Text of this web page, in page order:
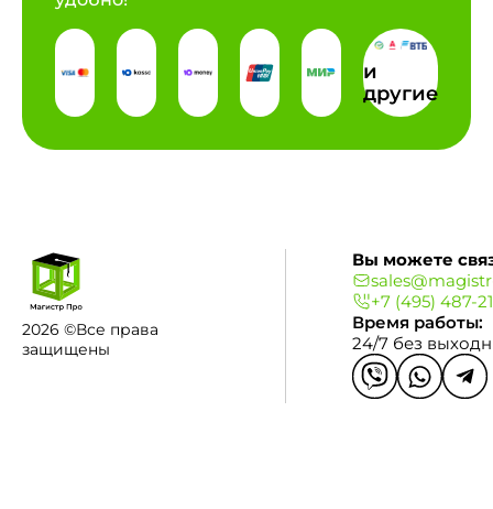
и
другие
2026 ©Все права
защищены
Вы можете
+7 (495) 487-
Время работы:
24/7 без